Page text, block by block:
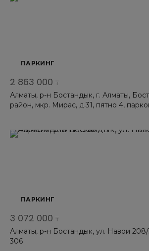
ПАРКИНГ
2 863 000 ₸
Алматы, р-н Бостандык, г. Алматы,
район, мкр. Мирас, д.31, пятно 4,
ПАРКИНГ
3 072 000 ₸
Алматы, р-н Бостандык, ул. Навои
306